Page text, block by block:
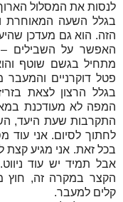
לנסות את המסלול
בגלל השעה המאוחרת
הזה. הוא גם מעדכן
האפשר על השבילים –
מתחיל בגשם שוטף
פטל דוקרניים
בגלל הרצון לצאת
המפה לא מעודכנת
התקרבות שעת היעד,
לחתוך לסיום. אני עוד
בכל זאת. אני מגיע קצת
אבל תמיד יש עוד
הקצר במקרה זה, חוץ
קלים למעבר.